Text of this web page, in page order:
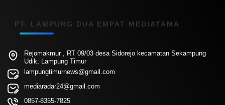
PT. LAMPUNG DUA EMPAT MEDIATAMA
Rejomakmur , RT 09/03 desa Sidorejo kecamatan Sekampung
Udik, Lampung Timur
lampungtimurnews@gmail.com
mediaradar24@gmail.com
0857-8355-7825